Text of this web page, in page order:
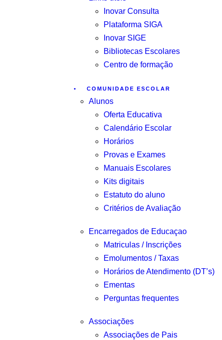
Inovar Consulta
Plataforma SIGA
Inovar SIGE
Bibliotecas Escolares
Centro de formação
COMUNIDADE ESCOLAR
Alunos
Oferta Educativa
Calendário Escolar
Horários
Provas e Exames
Manuais Escolares
Kits digitais
Estatuto do aluno
Critérios de Avaliação
Encarregados de Educaçao
Matriculas / Inscrições
Emolumentos / Taxas
Horários de Atendimento (DT’s)
Ementas
Perguntas frequentes
Associações
Associações de Pais